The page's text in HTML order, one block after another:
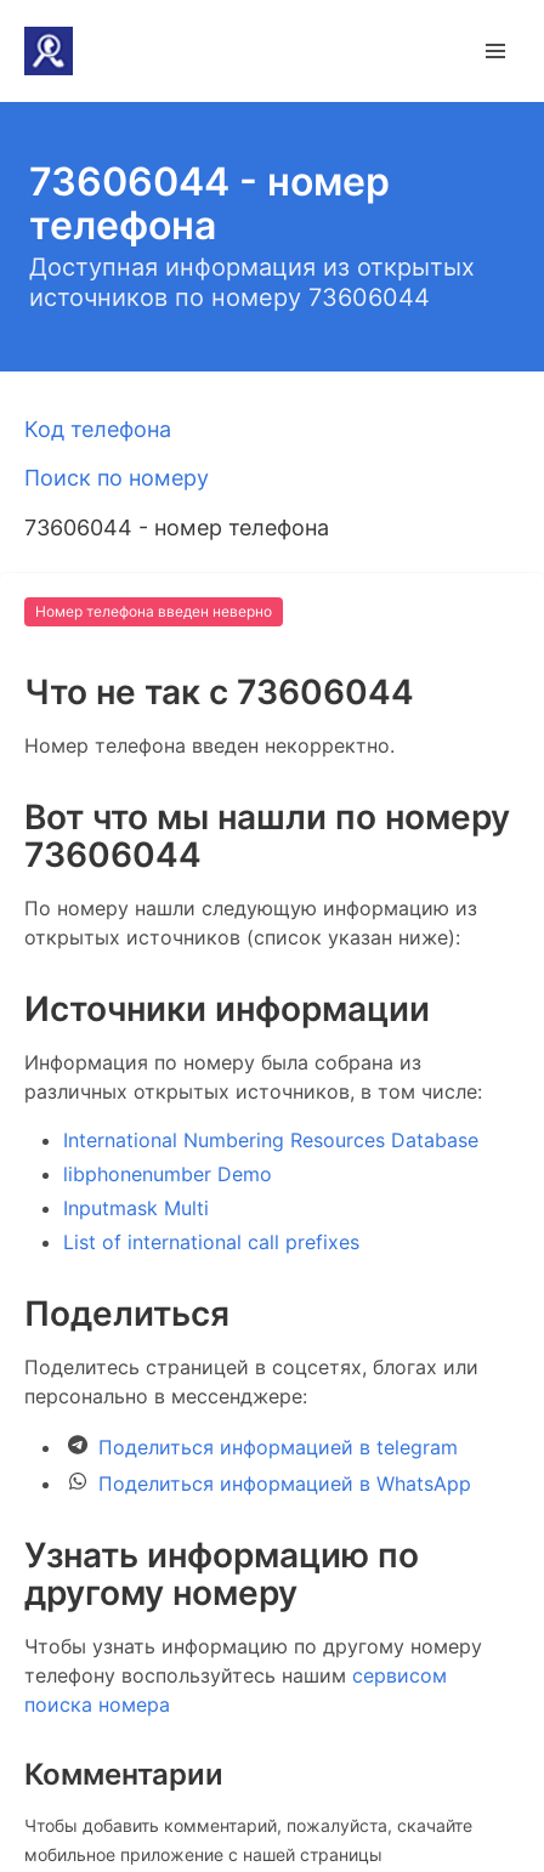
73606044 - номер
телефона
Доступная информация из открытых
источников по номеру 73606044
Код телефона
Поиск по номеру
73606044 - номер телефона
Номер телефона введен неверно
Что не так c 73606044
Номер телефона введен некорректно.
Вот что мы нашли по номеру
73606044
По номеру нашли следующую информацию из
открытых источников (список указан ниже):
Источники информации
Информация по номеру была собрана из
различных открытых источников, в том числе:
International Numbering Resources Database
libphonenumber Demo
Inputmask Multi
List of international call prefixes
Поделиться
Поделитесь страницей в соцсетях, блогах или
персонально в мессенджере:
Поделиться информацией в telegram
Поделиться информацией в WhatsApp
Узнать информацию по
другому номеру
Чтобы узнать информацию по другому номеру
телефону воспользуйтесь нашим сервисом
поиска номера
Комментарии
Чтобы добавить комментарий, пожалуйста, скачайте
мобильное приложение c нашей страницы